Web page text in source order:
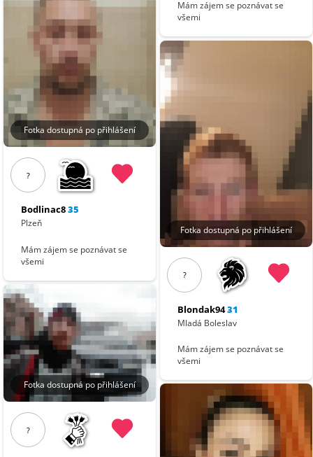
Fotka dostupná po přihlášení
?
Bodlinac835
Plzeň
Mám zájem se poznávat se
všemi
Fotka dostupná po přihlášení
?
Mám zájem se poznávat se
všemi
Fotka dostupná po přihlášení
?
Blondak9431
Mladá Boleslav
Mám zájem se poznávat se
všemi